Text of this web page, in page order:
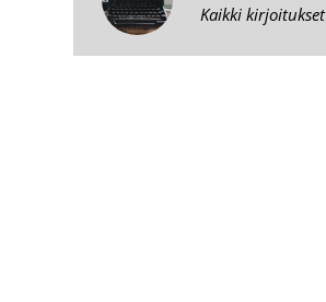
Kaikki kirjoitukset